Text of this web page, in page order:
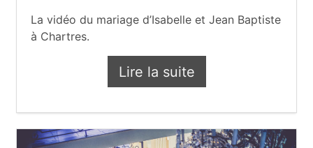
La vidéo du mariage d’Isabelle et Jean Baptiste
à Chartres.
Lire la suite
Vidéo Mariage Isabelle